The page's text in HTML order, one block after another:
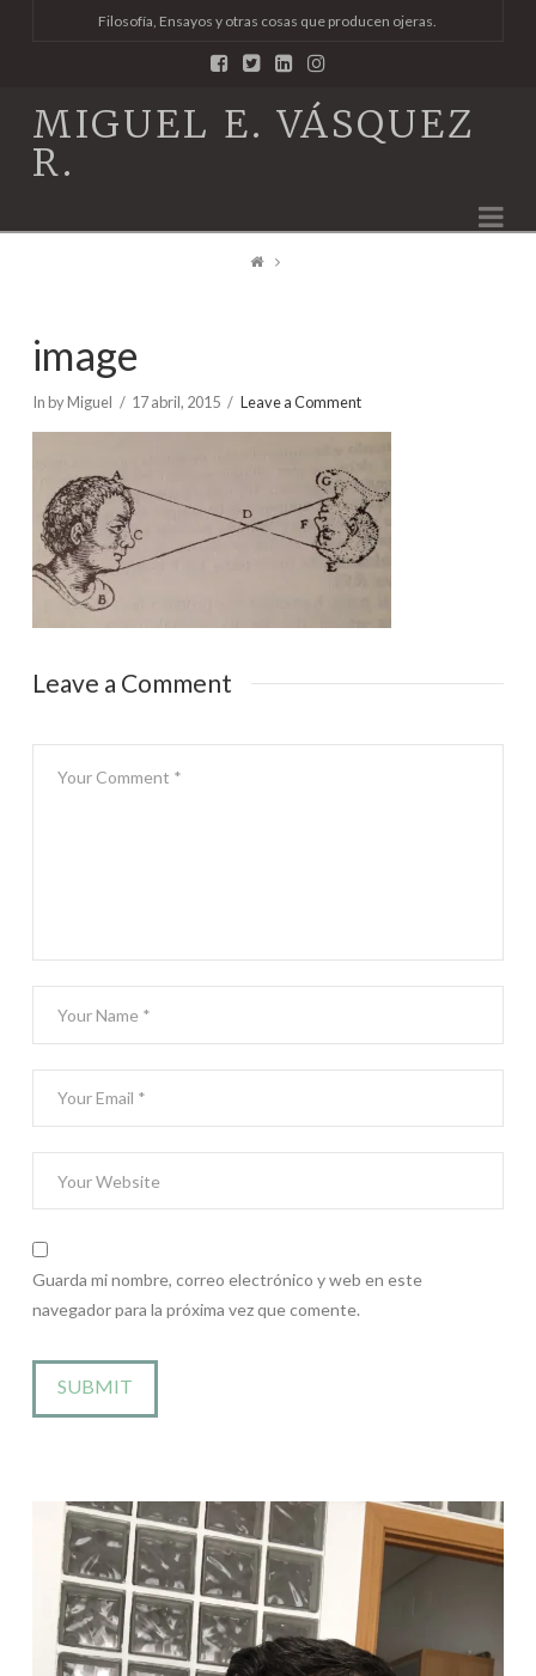
Filosofía, Ensayos y otras cosas que producen ojeras.
MIGUEL E. VÁSQUEZ
R.
image
In by Miguel 17 abril, 2015 Leave a Comment
Leave a Comment
Guarda mi nombre, correo electrónico y web en este
navegador para la próxima vez que comente.